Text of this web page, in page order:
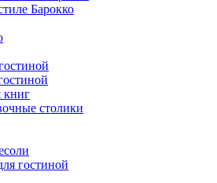
Барокко
книг
столики
гостиной